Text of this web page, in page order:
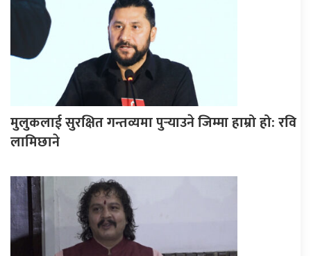
मुलुकलाई सुरक्षित गन्तव्यमा पुर्‍याउने जिम्मा हाम्रो हो: रवि
लामिछाने